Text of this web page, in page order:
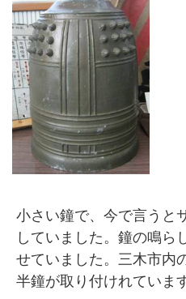
小さい鐘で、今で言うと
していました。鐘の鳴ら
せていました。三木市内
半鐘が取り付けれていま